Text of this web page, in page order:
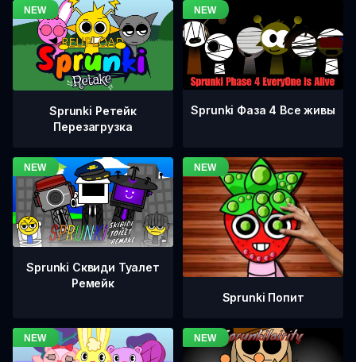
Sprunki Ретейк
Перезагрузка
Sprunki Фаза 4 Все живы
Sprunki Сквиди Туалет
Ремейк
Sprunki Попит